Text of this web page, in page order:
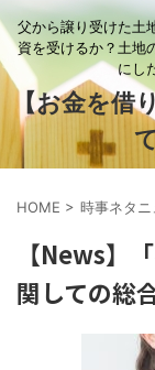
父から譲り受けた土
資を受けるか？土地
にし
【お金を借
HOME > 時事ネタニ
【News】
関しての総